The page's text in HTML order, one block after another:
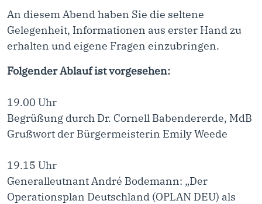
An diesem Abend haben Sie die seltene
Gelegenheit, Informationen aus erster Hand zu
erhalten und eigene Fragen einzubringen.
Folgender Ablauf ist vorgesehen:
19.00 Uhr
Begrüßung durch Dr. Cornell Babendererde, MdB
Grußwort der Bürgermeisterin Emily Weede
19.15 Uhr
Generalleutnant André Bodemann: „Der
Operationsplan Deutschland (OPLAN DEU) als